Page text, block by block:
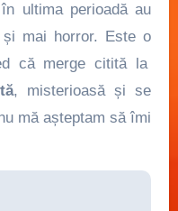
ultima perioadă au
mai horror. Este o
că merge citită la
, misterioasă și se
mă așteptam să îmi